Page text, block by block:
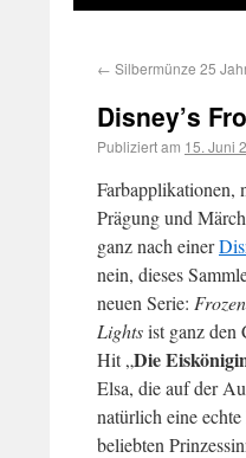
← Silbermünze 25
Disney’s
Publiziert am 15. Juni
Farbapplikationen,
Prägung und
ganz nach einer
nein, dieses
neuen Serie:
Lightsist ganz den
Hit „Die
Elsa, die auf der
natürlich eine
beliebten